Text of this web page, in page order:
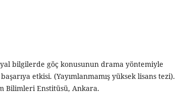
bilgilerde göç konusunun drama yöntemiyle
etkisi. (Yayımlanmamış yüksek lisans tezi).
Bilimleri Enstitüsü, Ankara.